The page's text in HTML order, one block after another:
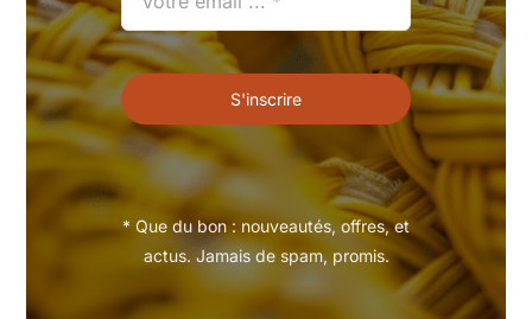
S'inscrire
* Que du bon : nouveautés, offres, et
actus. Jamais de spam, promis.